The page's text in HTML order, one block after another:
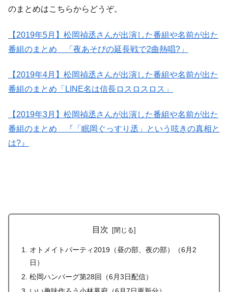
のまとめはこちらからどうぞ。
【2019年5月】松岡禎丞さんが出演した番組や名前が出た
番組のまとめ 「夜あそびの延長戦で2曲熱唱?」
【2019年4月】松岡禎丞さんが出演した番組や名前が出た
番組のまとめ「LINE名は信長ロスロスロス」
【2019年3月】松岡禎丞さんが出演した番組や名前が出た
番組のまとめ 『「眠岡ぐっすり丞」という呟きの真相と
は?』
目次
オトメイトパーティ2019（昼の部、夜の部）（6月2
日）
松岡ハンバーグ第28回（6月3日配信）